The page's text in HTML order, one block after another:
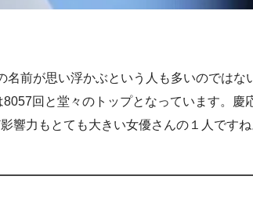
前が思い浮かぶという人も多いのではな
回と堂々のトップとなっています。慶
響力もとても大きい女優さんの１人ですね